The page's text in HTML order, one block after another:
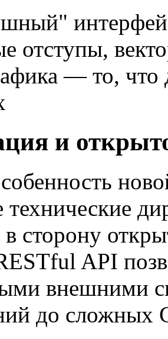
отступы,
— то, что
и
технические
в сторону
API
внешними
до сложных